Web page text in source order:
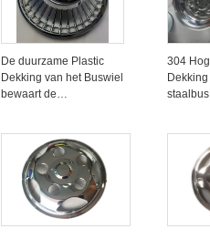
roestvrij
De duurzame Plastic
Dekking van het Buswiel
bewaart de
304